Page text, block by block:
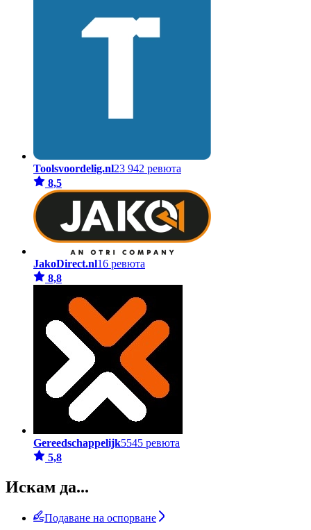
Toolsvoordelig.nl23 942 ревюта
8,5
JakoDirect.nl16 ревюта
8,8
Gereedschappelijk5545 ревюта
5,8
Искам да...
Подаване на оспорване